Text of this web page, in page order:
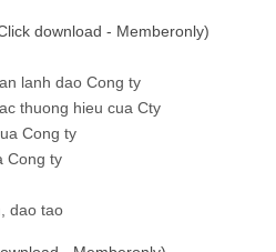
download - Memberonly)
lanh dao Cong ty
thuong hieu cua Cty
Cong ty
Cong ty
dao tao